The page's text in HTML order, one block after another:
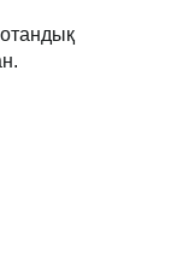
отандық